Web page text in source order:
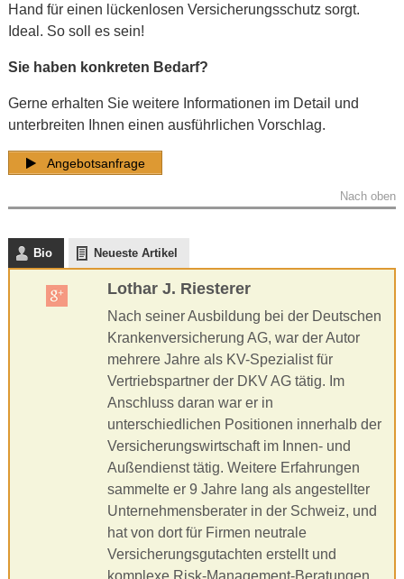
Hand für einen lückenlosen Versicherungsschutz sorgt.
Ideal. So soll es sein!
Sie haben konkreten Bedarf?
Gerne erhalten Sie weitere Informationen im Detail und
unterbreiten Ihnen einen ausführlichen Vorschlag.
Angebotsanfrage
Nach oben
Bio Neueste Artikel
Lothar J. Riesterer
Nach seiner Ausbildung bei der Deutschen
Krankenversicherung AG, war der Autor
mehrere Jahre als KV-Spezialist für
Vertriebspartner der DKV AG tätig. Im
Anschluss daran war er in
unterschiedlichen Positionen innerhalb der
Versicherungswirtschaft im Innen- und
Außendienst tätig. Weitere Erfahrungen
sammelte er 9 Jahre lang als angestellter
Unternehmensberater in der Schweiz, und
hat von dort für Firmen neutrale
Versicherungsgutachten erstellt und